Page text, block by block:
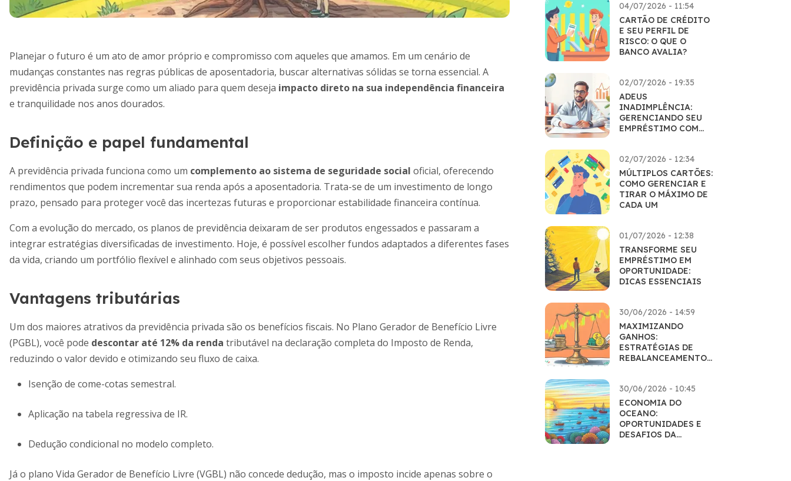
Planejar o futuro é um ato de amor próprio e compromisso com aqueles que amamos. Em um cenário de
mudanças constantes nas regras públicas de aposentadoria, buscar alternativas sólidas se torna essencial. A
previdência privada surge como um aliado para quem deseja impacto direto na sua independência financeira
e tranquilidade nos anos dourados.
Definição e papel fundamental
A previdência privada funciona como um complemento ao sistema de seguridade social oficial, oferecendo
rendimentos que podem incrementar sua renda após a aposentadoria. Trata-se de um investimento de longo
prazo, pensado para proteger você das incertezas futuras e proporcionar estabilidade financeira contínua.
Com a evolução do mercado, os planos de previdência deixaram de ser produtos engessados e passaram a
integrar estratégias diversificadas de investimento. Hoje, é possível escolher fundos adaptados a diferentes fases
da vida, criando um portfólio flexível e alinhado com seus objetivos pessoais.
Vantagens tributárias
Um dos maiores atrativos da previdência privada são os benefícios fiscais. No Plano Gerador de Benefício Livre
(PGBL), você pode descontar até 12% da renda tributável na declaração completa do Imposto de Renda,
reduzindo o valor devido e otimizando seu fluxo de caixa.
Isenção de come-cotas semestral.
Aplicação na tabela regressiva de IR.
Dedução condicional no modelo completo.
Já o plano Vida Gerador de Benefício Livre (VGBL) não concede dedução, mas o imposto incide apenas sobre o
04/07/2026 - 11:54
CARTÃO DE CRÉDITO
E SEU PERFIL DE
RISCO: O QUE O
BANCO AVALIA?
02/07/2026 - 19:35
ADEUS
INADIMPLÊNCIA:
GERENCIANDO SEU
EMPRÉSTIMO COM
02/07/2026 - 12:34
MÚLTIPLOS CARTÕES:
COMO GERENCIAR E
TIRAR O MÁXIMO DE
CADA UM
01/07/2026 - 12:38
TRANSFORME SEU
EMPRÉSTIMO EM
OPORTUNIDADE:
DICAS ESSENCIAIS
30/06/2026 - 14:59
MAXIMIZANDO
GANHOS:
ESTRATÉGIAS DE
REBALANCEAMENTO
30/06/2026 - 10:45
ECONOMIA DO
OCEANO:
OPORTUNIDADES E
DESAFIOS DA